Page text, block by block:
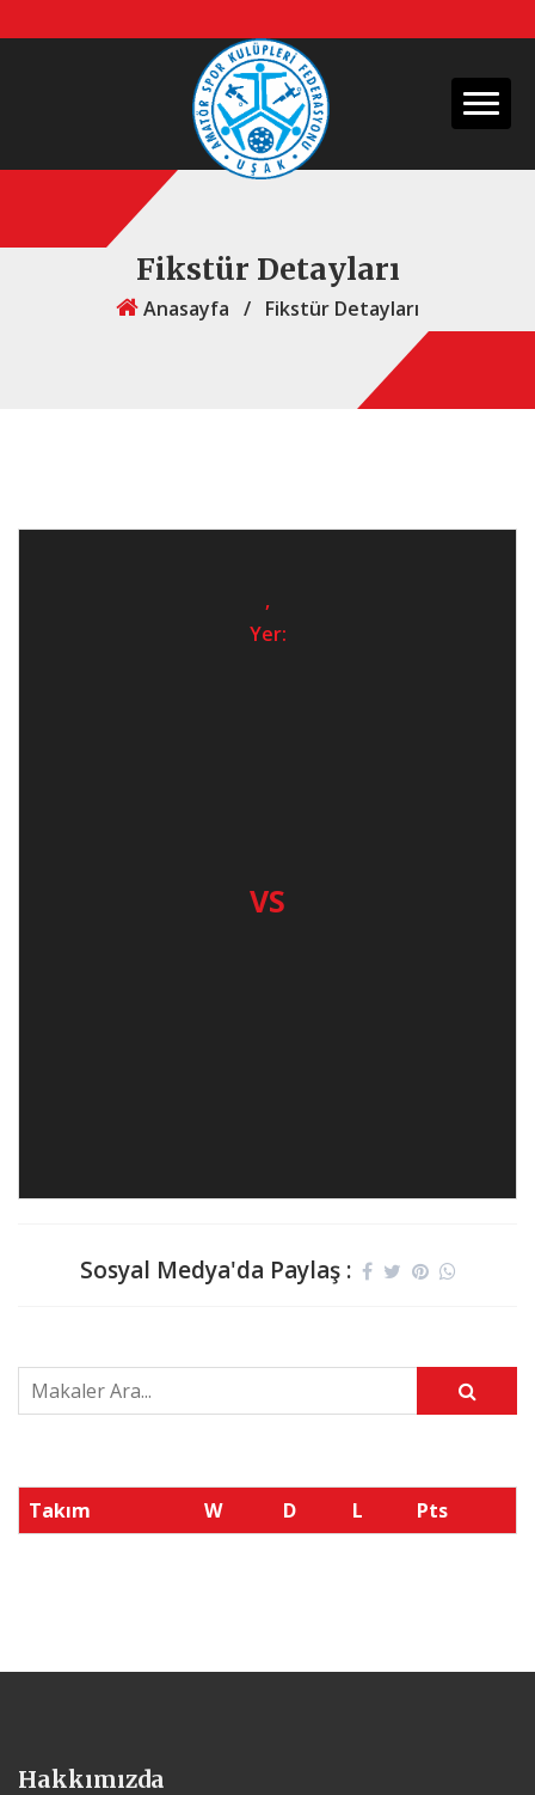
Fikstür Detayları
Anasayfa / Fikstür Detayları
,
Yer:
VS
Sosyal Medya'da Paylaş :
Takım W D L Pts
Hakkımızda